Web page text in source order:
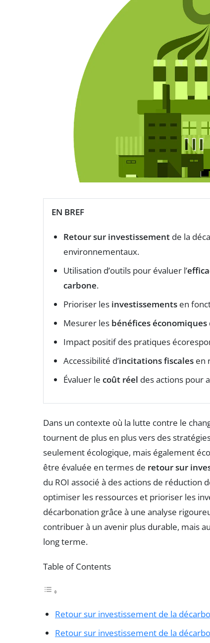
EN BREF
Retour sur investissement de la
environnementaux.
Utilisation d’outils pour évaluer l’
carbone.
Prioriser les investissements en
Mesurer les bénéfices économiques
Impact positif des pratiques
Accessibilité d’incitations fiscales en
Évaluer le coût réel des actions pour
Dans un contexte où la lutte contre le
tournent de plus en plus vers des
seulement écologique, mais également
être évaluée en termes de retour sur
du ROI associé à des actions de réduction
optimiser les ressources et prioriser les
décarbonation grâce à une analyse
contribuer à un avenir plus durable, mais
long terme.
Table of Contents
Retour sur investissement de la
Retour sur investissement de la